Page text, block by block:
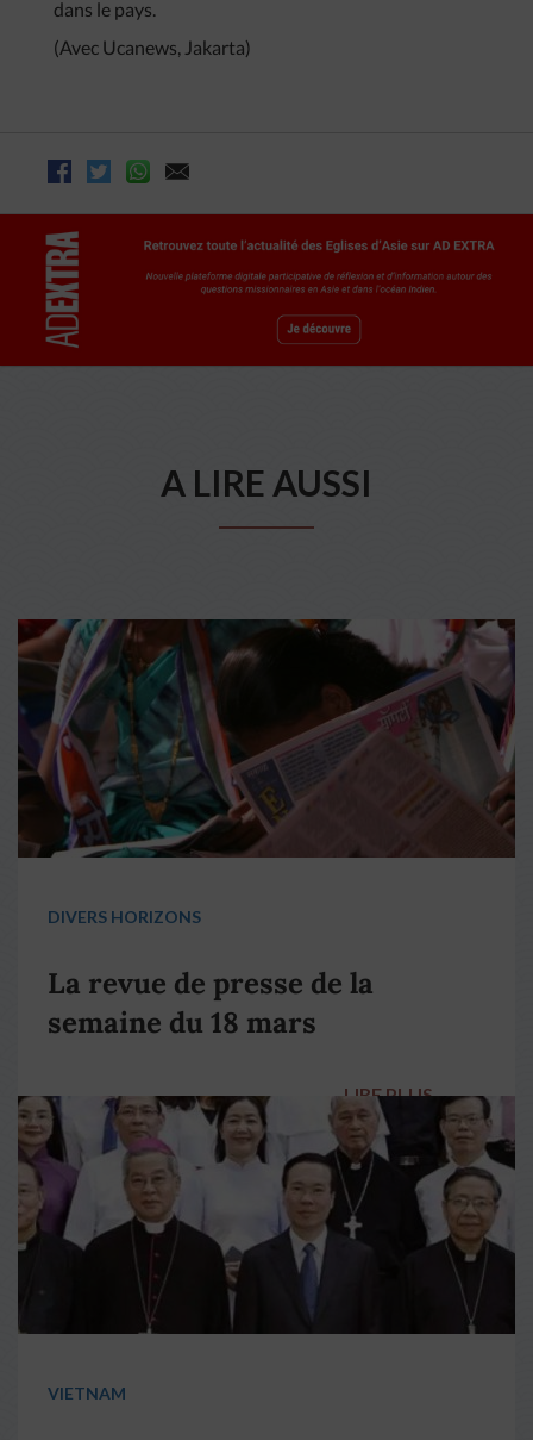
dans le pays.
(Avec Ucanews, Jakarta)
A LIRE AUSSI
DIVERS HORIZONS
La revue de presse de la
semaine du 18 mars
LIRE PLUS →
VIETNAM